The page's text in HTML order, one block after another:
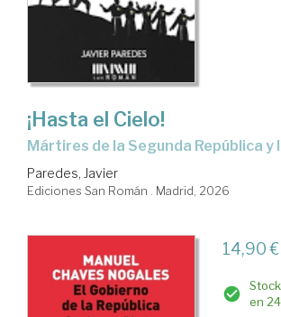
¡Hasta el Cielo!
Mártires de la Segunda República y
Paredes, Javier
Ediciones San Román . Madrid, 2026
14,90 €
en